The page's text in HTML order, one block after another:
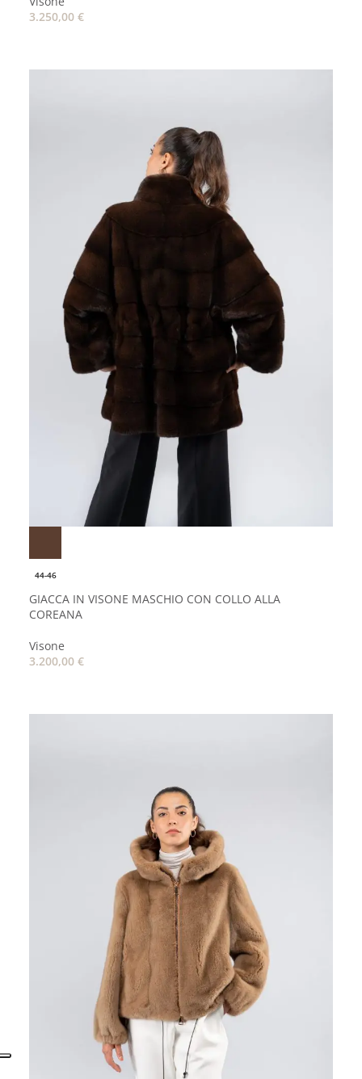
3.250,00 €
44-46
GIACCA IN VISONE MASCHIO CON COLLO ALLA
COREANA
Visone
3.200,00 €